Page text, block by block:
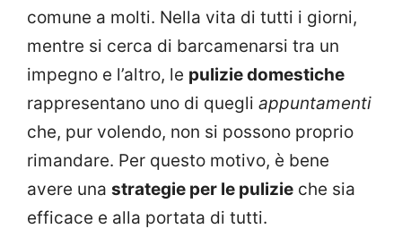
comune a molti. Nella vita di tutti i giorni,
mentre si cerca di barcamenarsi tra un
impegno e l’altro, le pulizie domestiche
rappresentano uno di quegli appuntamenti
che, pur volendo, non si possono proprio
rimandare. Per questo motivo, è bene
avere una strategie per le pulizie che sia
efficace e alla portata di tutti.